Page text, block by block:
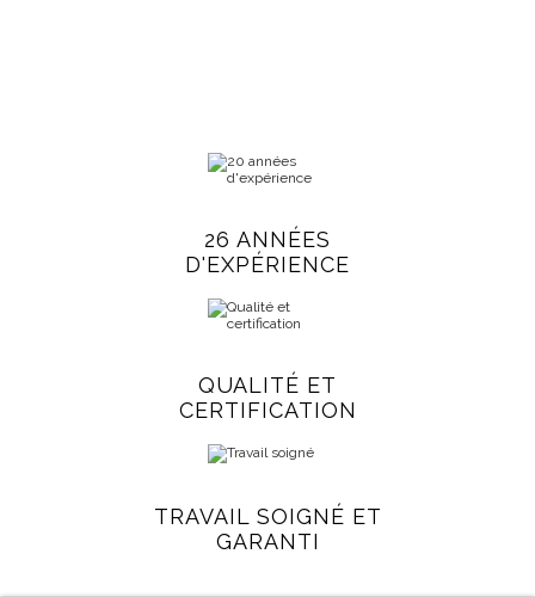
26 ANNÉES
D'EXPÉRIENCE
QUALITÉ ET
CERTIFICATION
TRAVAIL SOIGNÉ ET
GARANTI